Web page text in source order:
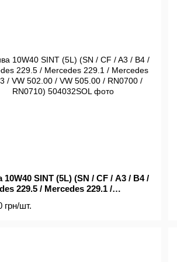
SINT (5L) (SN / CF / A3 / B4 /
229.5 / Mercedes 229.1 /
/ RN0710)
грн/шт.